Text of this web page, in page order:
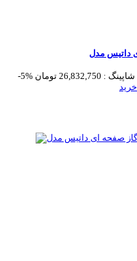
-5% : 26,832,750 تومان